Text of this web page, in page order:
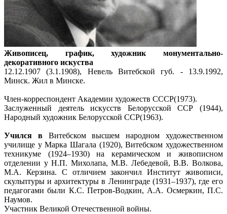
Живописец, график, художник монументально-
декоративного искуства
12.12.1907 (3.1.1908), Невель Витебской губ. - 13.9.1992,
Минск. Жил в Минске.
Член-корреспондент Академии художеств СССР(1973).
Заслуженный деятель искусств Белорусской ССР (1944),
Народный художник Белорусской ССР(1963).
Учился в Витебском высшем народном художественном
училище у Марка Шагала (1920), Витебском художественном
техникуме (1924–1930) на керамическом и живописном
отделении у Н.П. Михолапа, М.В. Лебедевой, В.В. Волкова,
М.А. Керзина. С отличием закончил Институт живописи,
скульптуры и архитектуры в Ленинграде (1931–1937), где его
педагогами были К.С. Петров-Водкин, А.А. Осмеркин, П.С.
Наумов.
Участник Великой Отечественной войны.